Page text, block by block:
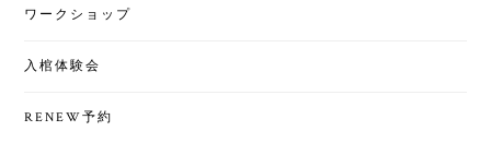
ワークショップ
入棺体験会
RENEW予約